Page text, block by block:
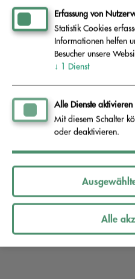
DSGVO
Nutzung der
Nutzung "Mein
Nutzung der
Erfassung von
Statistik Cookies
Informationen helfen
Besucher unsere
↓ 1 Dienst
Alle Dienste
Mit diesem Schalter
oder deaktivieren.
Alle